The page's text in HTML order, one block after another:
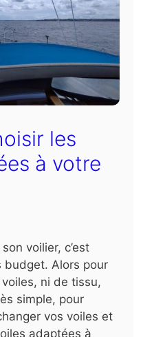
les
à votre
voilier, c’est
budget. Alors pour
ni de tissu,
simple, pour
vos voiles et
adaptées à